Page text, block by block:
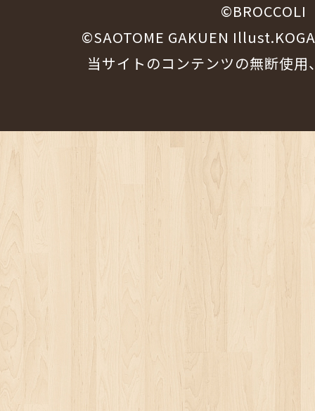
©BROCCOLI
©SAOTOME GAKUEN
当サイトのコンテンツの無断使用